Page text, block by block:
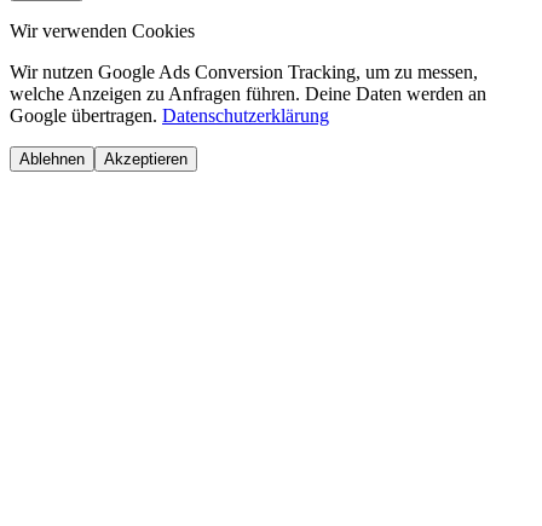
Wir verwenden Cookies
Wir nutzen Google Ads Conversion Tracking, um zu messen,
welche Anzeigen zu Anfragen führen. Deine Daten werden an
Google übertragen. Datenschutzerklärung
Ablehnen Akzeptieren